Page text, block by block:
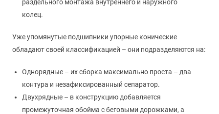
раздельного монтажа внутреннего и наружного
колец.
Уже упомянутые подшипники упорные конические
обладают своей классификацией – они подразделяются на:
Однорядные – их сборка максимально проста – два
контура и незафиксированный сепаратор.
Двухрядные – в конструкцию добавляется
промежуточная обойма с беговыми дорожками, а